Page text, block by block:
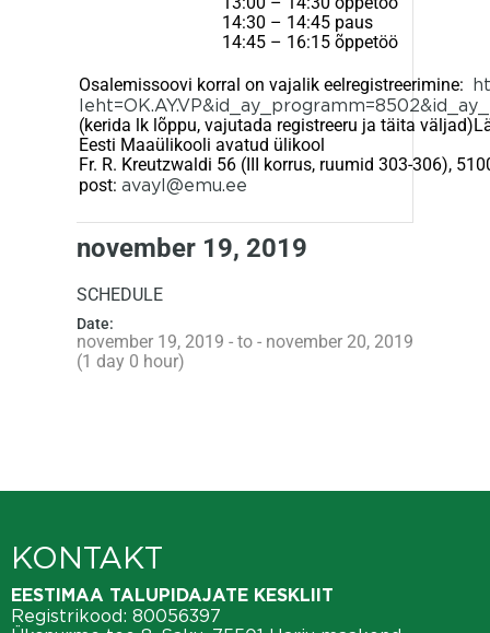
14:30 – 14:45 paus
14:45 – 16:15 õppetöö
Osalemissoovi korral on vajalik eelregistreerimine:
(kerida lk lõppu, vajutada registreeru ja täita
Eesti Maaülikooli avatud ülikool
Fr. R. Kreutzwaldi 56 (III korrus, ruumid 303-306),
post: avayl@emu.ee
november 19, 2019
SCHEDULE
Date:
november 19, 2019 - to - november 20, 2019
(1 day 0 hour)
KONTAKT
EESTIMAA TALUPIDAJATE KESKLIIT
Registrikood: 80056397